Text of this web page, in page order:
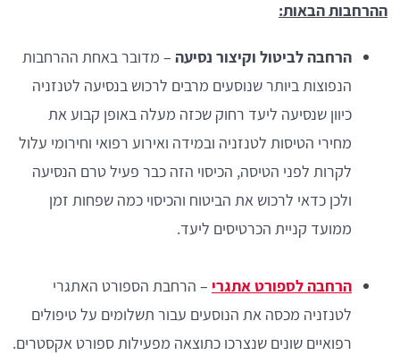
ההרחבות הבאות:
הרחבה לביטול וקיצור נסיעה – מדובר באחת ההרחבות
הנפוצות ביותר שנוסעים מרבים לרכוש בנסיעה לטנזניה
כיוון שנסיעה ליעד רחוק שכזה מעלה באופן קבוע את
מחירי הטיסות לטנזניה ובמידה ואירוע רפואי וחירומי עלול
לקרות לפני הטיסה, הכיסוי הזה כבר פעיל טרם הנסיעה
ולכן כדאי לרכוש את הביטוח והכיסוי כמה שפחות זמן
ממועד קניית הכרטיסים ליעד.
הרחבה לספורט אתגרי – הרחבת הספורט האתגרי
לטנזניה מכסה את הנוסעים עבור תשלומים על טיפולים
רפואיים שונים שנצרכו כתוצאה מפעילות ספורט אקסטרים.